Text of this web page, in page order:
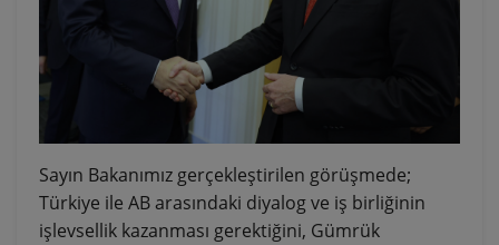
Sayın Bakanımız gerçekleştirilen görüşmede;
Türkiye ile AB arasındaki diyalog ve iş birliğinin
işlevsellik kazanması gerektiğini, Gümrük